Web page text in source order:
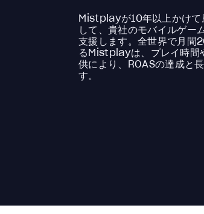
Mistplayが10年以上かけて
して、貴社のモバイルゲー
支援します。全世界で月間
るMistplayは、プレイ時間
供により、ROASの達成と
す。